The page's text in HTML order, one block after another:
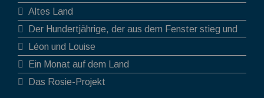
Altes Land
Der Hundertjährige, der aus dem Fenster stieg und
verschwand
Léon und Louise
Ein Monat auf dem Land
Das Rosie-Projekt